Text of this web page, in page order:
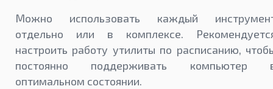
Можно использовать каждый
отдельно или в комплексе.
настроить работу утилиты по расписанию,
постоянно поддерживать компьютер
оптимальном состоянии.